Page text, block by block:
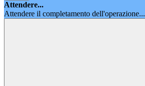
Attendere...
Attendere il completamento dell'operazione...